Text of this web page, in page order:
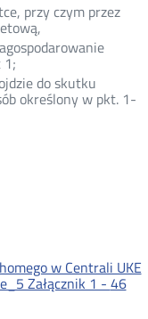
przy czym przez
1;
do skutku
określony w pkt. 1-
w Centrali UKE
Załącznik 1 - 46